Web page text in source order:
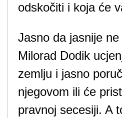
odskočiti i koja će
Jasno da jasnije
Milorad Dodik
zemlju i jasno
njegovom ili će
pravnoj secesiji. A